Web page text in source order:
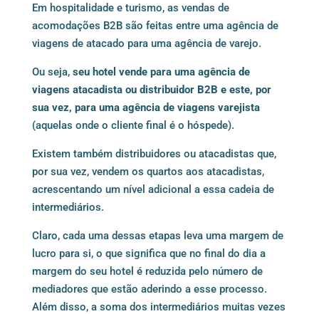
Em hospitalidade e turismo, as vendas de
acomodações B2B são feitas entre uma agência de
viagens de atacado para uma agência de varejo.
Ou seja, seu hotel vende para uma agência de
viagens atacadista ou distribuidor B2B e este, por
sua vez, para uma agência de viagens varejista
(aquelas onde o cliente final é o hóspede).
Existem também distribuidores ou atacadistas que,
por sua vez, vendem os quartos aos atacadistas,
acrescentando um nível adicional a essa cadeia de
intermediários.
Claro, cada uma dessas etapas leva uma margem de
lucro para si, o que significa que no final do dia a
margem do seu hotel é reduzida pelo número de
mediadores que estão aderindo a esse processo.
Além disso, a soma dos intermediários muitas vezes